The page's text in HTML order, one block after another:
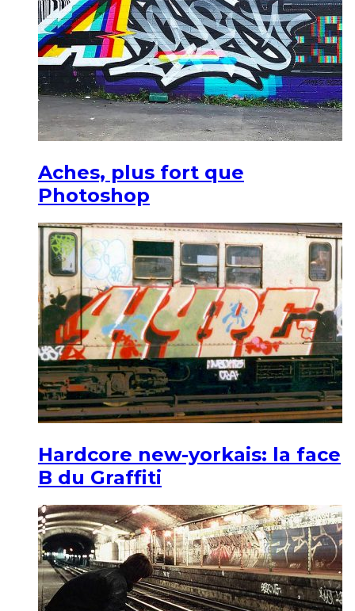
Aches, plus fort que
Photoshop
Hardcore new-yorkais: la face
B du Graffiti